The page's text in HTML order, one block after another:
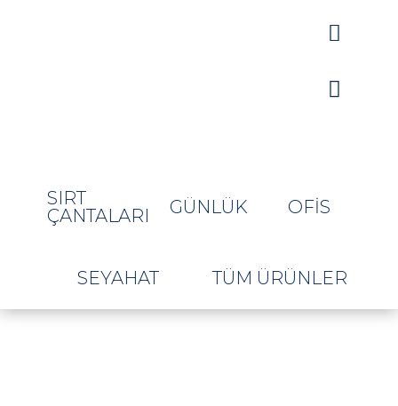


SIRT
ÇANTALARI
GÜNLÜK OFIS
SEYAHAT TÜM ÜRÜNLER